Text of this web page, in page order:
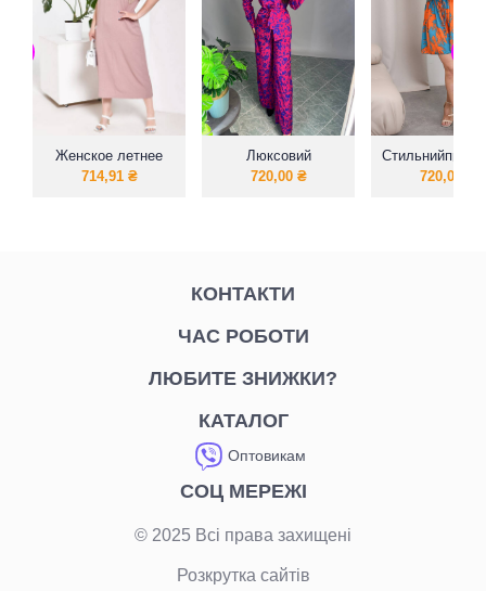
Женское летнее
Платье
714,91 ₴
Люксовий
костюмчик двійка з
720,00 ₴
жіночий
720,00
КОНТАКТИ
ЧАС РОБОТИ
ЛЮБИТЕ ЗНИЖКИ?
КАТАЛОГ
Оптовикам
СОЦ МЕРЕЖІ
© 2025 Всі права захищені
Розкрутка сайтів